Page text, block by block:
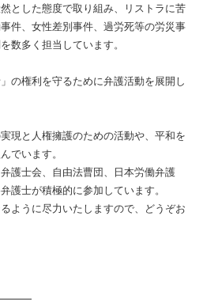
とした態度で取り組み、リストラに苦
件、女性差別事件、過労死等の労災事
数多く担当しています。
の権利を守るために弁護活動を展開し
現と人権擁護のための活動や、平和を
でいます。
護士会、自由法曹団、日本労働弁護
護士が積極的に参加しています。
ように尽力いたしますので、どうぞお